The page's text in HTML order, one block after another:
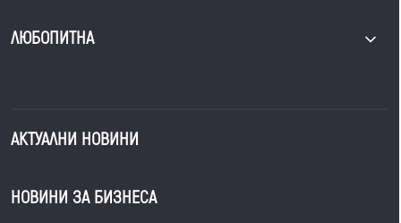
ЛЮБОПИТНА
АКТУАЛНИ НОВИНИ
НОВИНИ ЗА БИЗНЕСА